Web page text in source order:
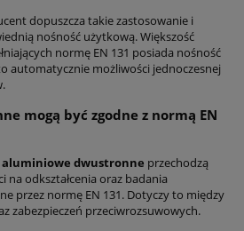
dopuszcza takie zastosowanie i
nośność użytkową. Większość
normę EN 131 posiada nośność
automatycznie możliwości jednoczesnej
mogą być zgodne z normą EN
dwustronne przechodzą
odkształcenia oraz badania
przez normę EN 131. Dotyczy to między
zabezpieczeń przeciwrozsuwowych.